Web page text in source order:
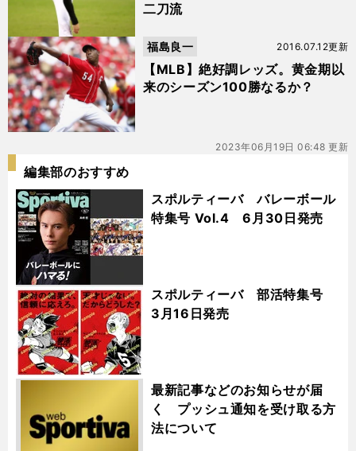
二刀流
【MLB】絶好調レッズ。黄金期以
来のシーズン100勝なるか？
2016.07.12更新
福島良一
2023年06月19日 06:48 更新
編集部のおすすめ
スポルティーバ バレーボール
特集号 Vol.4 6月30日発売
スポルティーバ 部活特集号
3月16日発売
最新記事などのお知らせが届
く プッシュ通知を受け取る方
法について